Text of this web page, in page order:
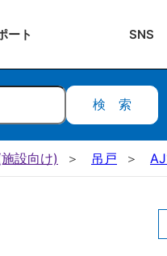
ート SNS
検索
設向け) 吊戸